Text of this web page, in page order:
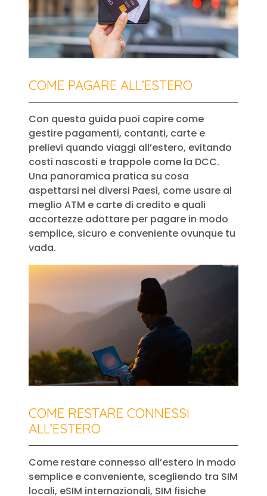
COME PAGARE ALL’ESTERO
Con questa guida puoi capire come
gestire pagamenti, contanti, carte e
prelievi quando viaggi all’estero, evitando
costi nascosti e trappole come la DCC.
Una panoramica pratica su cosa
aspettarsi nei diversi Paesi, come usare al
meglio ATM e carte di credito e quali
accortezze adottare per pagare in modo
semplice, sicuro e conveniente ovunque tu
vada.
COME RESTARE CONNESSI
ALL’ESTERO
Come restare connesso all’estero in modo
semplice e conveniente, scegliendo tra SIM
locali, eSIM internazionali, SIM fisiche